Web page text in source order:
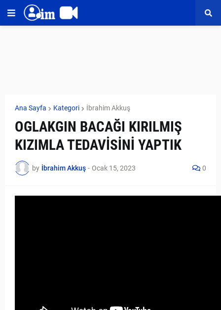
Ana Sayfa Kategori İbrahim Akkuş
OGLAKGIN BACAĞI KIRILMIŞ
KIZIMLA TEDAVİSİNİ YAPTIK
by İbrahim Akkuş - Ocak 15, 2023 0